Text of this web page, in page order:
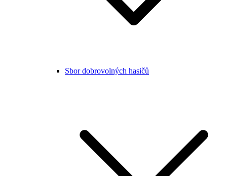
Sbor dobrovolných hasičů